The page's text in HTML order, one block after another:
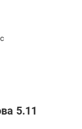
5.11